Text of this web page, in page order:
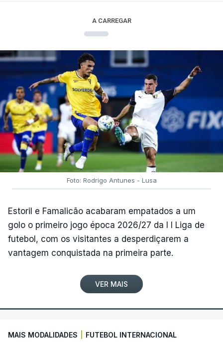
A CARREGAR
Foto: Rodrigo Antunes - Lusa
Estoril e Famalicão acabaram empatados a um
golo o primeiro jogo época 2026/27 da I I Liga de
futebol, com os visitantes a desperdiçarem a
vantagem conquistada na primeira parte.
VER MAIS
MAIS MODALIDADES FUTEBOL INTERNACIONAL